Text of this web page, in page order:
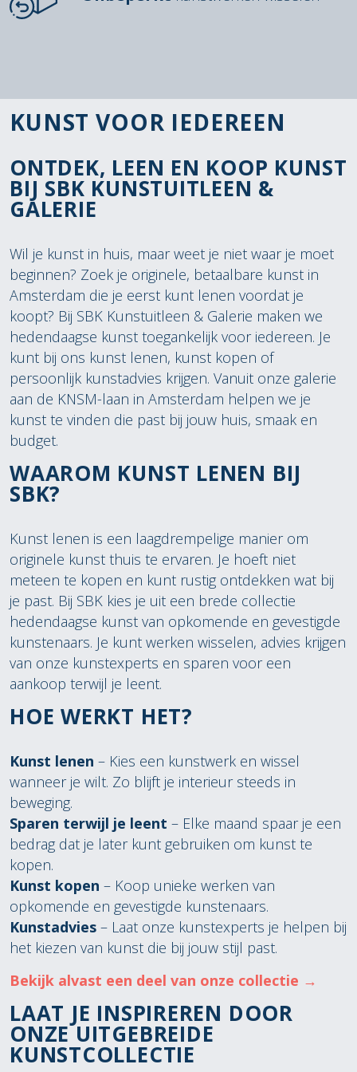
KUNST VOOR IEDEREEN
ONTDEK, LEEN EN KOOP KUNST
BIJ SBK KUNSTUITLEEN &
GALERIE
Wil je kunst in huis, maar weet je niet waar je moet
beginnen? Zoek je originele, betaalbare kunst in
Amsterdam die je eerst kunt lenen voordat je
koopt? Bij SBK Kunstuitleen & Galerie maken we
hedendaagse kunst toegankelijk voor iedereen. Je
kunt bij ons kunst lenen, kunst kopen of
persoonlijk kunstadvies krijgen. Vanuit onze galerie
aan de KNSM-laan in Amsterdam helpen we je
kunst te vinden die past bij jouw huis, smaak en
budget.
WAAROM KUNST LENEN BIJ
SBK?
Kunst lenen is een laagdrempelige manier om
originele kunst thuis te ervaren. Je hoeft niet
meteen te kopen en kunt rustig ontdekken wat bij
je past. Bij SBK kies je uit een brede collectie
hedendaagse kunst van opkomende en gevestigde
kunstenaars. Je kunt werken wisselen, advies krijgen
van onze kunstexperts en sparen voor een
aankoop terwijl je leent.
HOE WERKT HET?
Kunst lenen – Kies een kunstwerk en wissel
wanneer je wilt. Zo blijft je interieur steeds in
beweging.
Sparen terwijl je leent – Elke maand spaar je een
bedrag dat je later kunt gebruiken om kunst te
kopen.
Kunst kopen – Koop unieke werken van
opkomende en gevestigde kunstenaars.
Kunstadvies – Laat onze kunstexperts je helpen bij
het kiezen van kunst die bij jouw stijl past.
Bekijk alvast een deel van onze collectie →
LAAT JE INSPIREREN DOOR
ONZE UITGEBREIDE
KUNSTCOLLECTIE